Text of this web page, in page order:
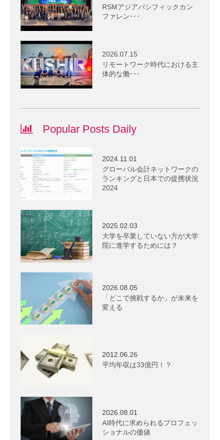
RSMアジアパシフィックカン
ファレン･･･
2026.07.15
リモートワーク時代における主
体的な働･･･
Popular Posts Daily
2024.11.01
グローバル会計ネットワークの
ランキングと日本での提携状況
2024
2025.02.03
大学を卒業していない方が大学
院に進学するためには？
2026.08.05
「どこで挑戦するか」が未来を
変える
2012.06.26
平均年収は33億円！？
2026.08.01
AI時代に求められるプロフェッ
ショナルの価値